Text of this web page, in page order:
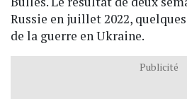
Russie en juillet 2022,
de la guerre en Ukraine.
Publicité